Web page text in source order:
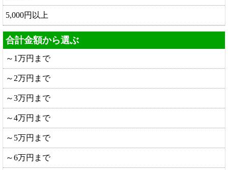
5,000円以上
合計金額から選ぶ
～1万円まで
～2万円まで
～3万円まで
～4万円まで
～5万円まで
～6万円まで